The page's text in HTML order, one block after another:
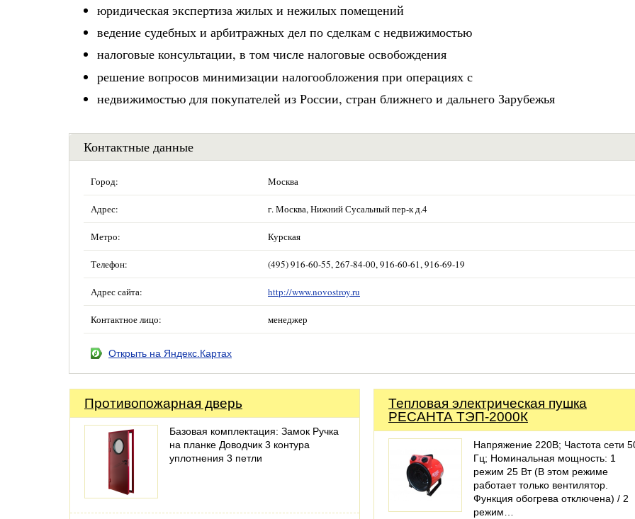
юридическая экспертиза жилых и нежилых помещений
ведение судебных и арбитражных дел по сделкам с недвижимостью
налоговые консультации, в том числе налоговые освобождения
решение вопросов минимизации налогообложения при операциях с
недвижимостью для покупателей из России, стран ближнего и дальнего Зарубежья
Контактные данные
Город: Москва
Адрес: г. Москва, Нижний Сусальный пер-к д.4
Метро: Курская
Телефон: (495) 916-60-55, 267-84-00, 916-60-61, 916-69-19
Адрес сайта: http://www.novostroy.ru
Контактное лицо: менеджер
Открыть на Яндекс.Картах
Противопожарная дверь
Базовая комплектация: Замок Ручка
на планке Доводчик 3 контура
уплотнения 3 петли
Тепловая электрическая пушка
РЕСАНТА ТЭП-2000К
Напряжение 220В; Частота сети
Гц; Номинальная мощность: 1
режим 25 Вт (В этом режиме
работает только вентилятор.
Функция обогрева отключена) / 2
режим…